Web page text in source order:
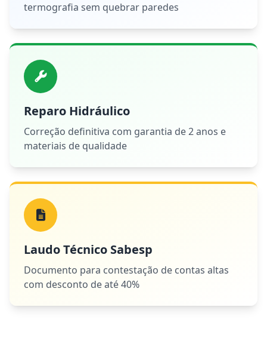
termografia sem quebrar paredes
Reparo Hidráulico
Correção definitiva com garantia de 2 anos e
materiais de qualidade
Laudo Técnico Sabesp
Documento para contestação de contas altas
com desconto de até 40%